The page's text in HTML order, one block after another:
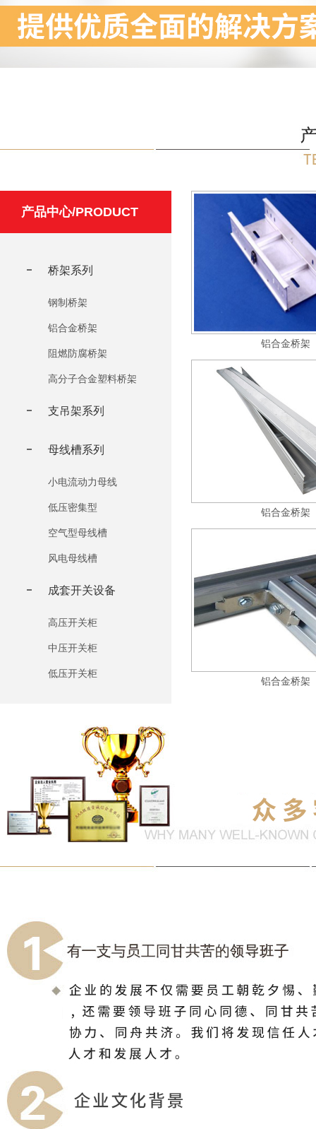
产品中心/PRODUCT
桥架系列
钢制桥架
铝合金桥架
阻燃防腐桥架
高分子合金塑料桥架
支吊架系列
母线槽系列
小电流动力母线
低压密集型
空气型母线槽
风电母线槽
成套开关设备
高压开关柜
中压开关柜
低压开关柜
铝合金桥架
铝合金桥架
铝合金桥架